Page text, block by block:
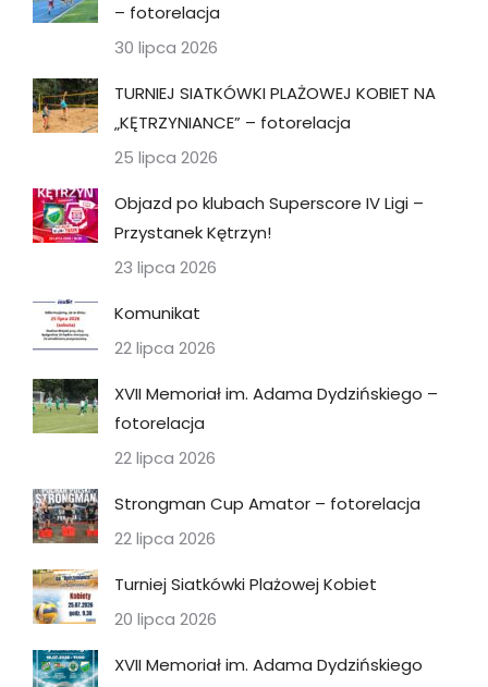
– fotorelacja
30 lipca 2026
TURNIEJ SIATKÓWKI PLAŻOWEJ KOBIET NA
„KĘTRZYNIANCE” – fotorelacja
25 lipca 2026
Objazd po klubach Superscore IV Ligi –
Przystanek Kętrzyn!
23 lipca 2026
Komunikat
22 lipca 2026
XVII Memoriał im. Adama Dydzińskiego –
fotorelacja
22 lipca 2026
Strongman Cup Amator – fotorelacja
22 lipca 2026
Turniej Siatkówki Plażowej Kobiet
20 lipca 2026
XVII Memoriał im. Adama Dydzińskiego